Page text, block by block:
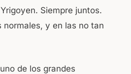
Siempre juntos.
normales, y en las no tan
de los grandes